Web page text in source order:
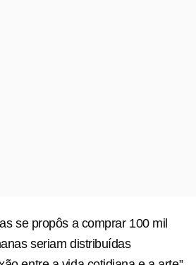
se propôs a comprar 100 mil
seriam distribuídas